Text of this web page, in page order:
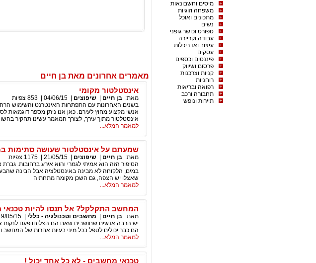
מיסים וחשבונאות
משפחה וזוגיות
מתכונים ואוכל
נשים
ספורט וכושר גופני
עבודה וקריירה
עיצוב ואדריכלות
עסקים
פיננסים וכספים
פרסום ושיווק
קניות וצרכנות
רוחניות
רפואה ובריאות
תחבורה ורכב
תיירות ונופש
מאמרים אחרונים מאת בן חיים
אינסטלטור מקומי
מאת: בן חיים שיפוצים 04/06/15
853 צפיות
בשנים האחרונות עם התפתחות האינטרנט והשימוש
אנשי מקצוע מחוץ לעירם. כאן אנו ניתן מספר דוגמאות
אינסטלטור מתוך עירך, לצורך המאמר עשינו תחקיר
למאמר המלא...
שמעתם על אינסטלטור שעושה סתימות
מאת: בן חיים שיפוצים 21/05/15
1175 צפיות
במים, הלקוחה לא מבינה באינסטלציה אבל הבינה
שאצלו יש הצפה, גם השכן מקומה מתחתיה
למאמר המלא...
המחשב התקלקל? אל תנסו להיות
מאת: בן חיים מחשבים וטכנולגיה - כללי 05/15
יש הרבה אנשים שחושבים שאם הם הצליחו פעם
הם כבר יכולים לטפל בכל מיני בעיות אחרות של
למאמר המלא...
טכנאי מחשבים - לא כל אחד יכול !